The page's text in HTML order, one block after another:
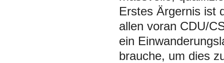
Erstes Ärgernis ist
allen voran CDU/
ein
brauche, um dies